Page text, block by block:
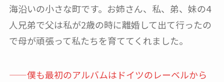
海沿いの小さな町です。お姉さん、私、弟、妹の4
人兄弟で父は私が2歳の時に離婚して出て行ったの
で母が頑張って私たちを育ててくれました。
——僕も最初のアルバムはドイツのレーベルから